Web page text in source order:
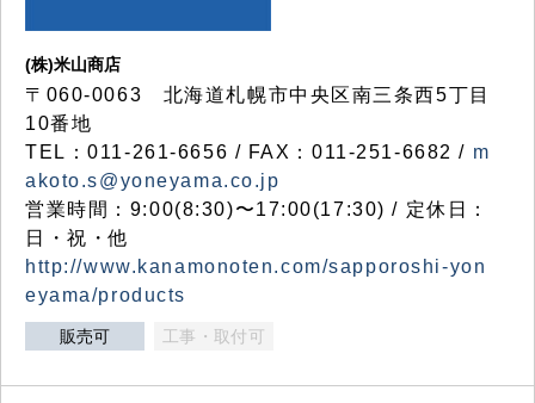
(株)米山商店
〒060-0063 北海道札幌市中央区南三条西5丁目
10番地
TEL：011-261-6656 / FAX：011-251-6682 / m
akoto.s@yoneyama.co.jp
営業時間：9:00(8:30)〜17:00(17:30) / 定休日：
日・祝・他
http://www.kanamonoten.com/sapporoshi-yon
eyama/products
販売可 工事・取付可